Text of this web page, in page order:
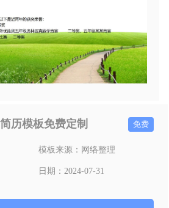
历模板免费定制 免费
模板来源： 网络整理
日期： 2024-07-31